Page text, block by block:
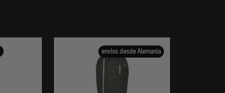
envíos desde Alemania